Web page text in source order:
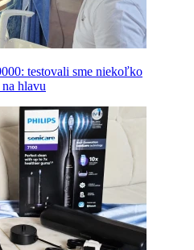
testovali sme niekoľko
hlavu